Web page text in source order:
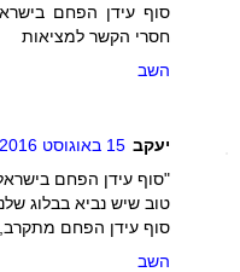
סוף עידן הפחם
חסרי הקשר למציאות
השב
יעקב 15 באוגוסט 2016 בשעה 10:39
"סוף עידן הפחם
טוב שיש נביא בבלוג
סוף עידן הפחם מתקרב,
השב